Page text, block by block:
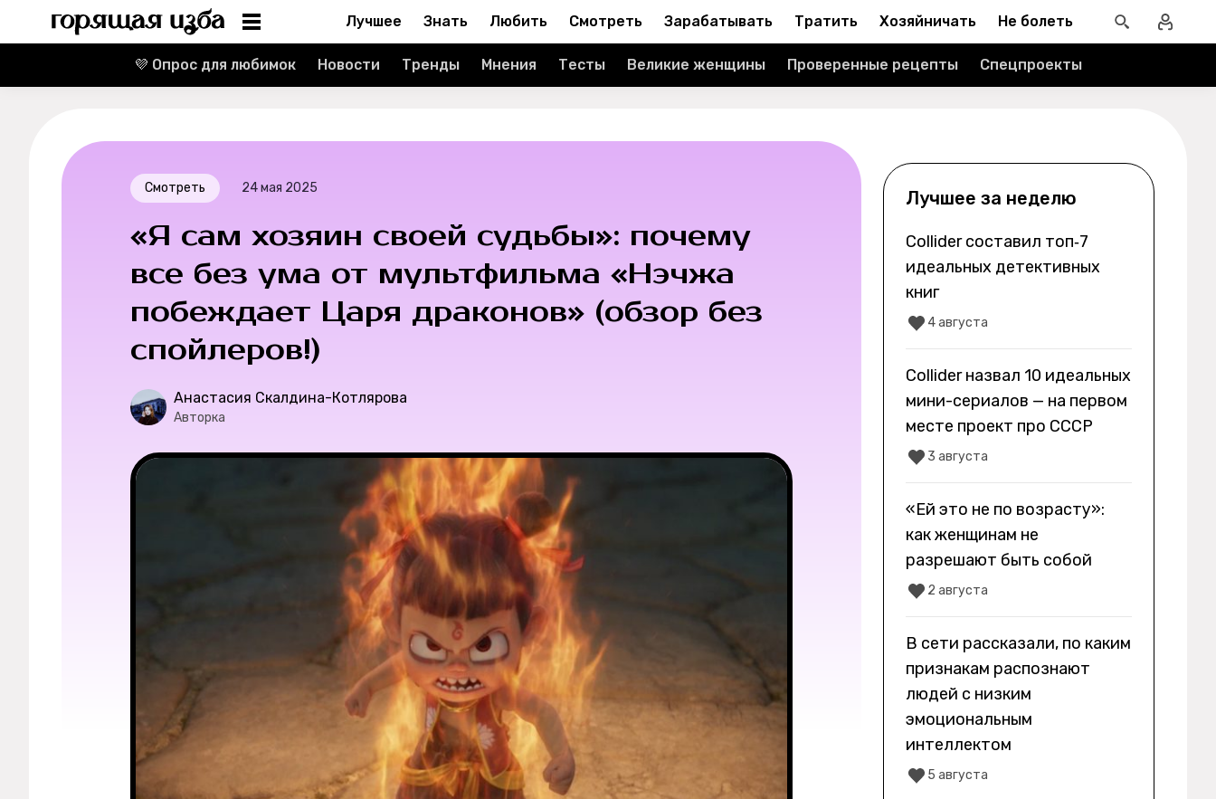
Реклама
О проекте
О компании
Великие женщины
Лучшее Знать Любить Смотреть Зарабатывать Тратить Хозяйничать Не болеть
💜 Опрос для любимок Новости Тренды Мнения Тесты Великие женщины Проверенные рецепты Спецпроекты
Смотреть 24 мая 2025
«Я сам хозяин своей судьбы»: почему
все без ума от мультфильма «Нэчжа
побеждает Царя драконов» (обзор без
спойлеров!)
Анастасия Скалдина-Котлярова
Авторка
Лучшее за неделю
Collider составил топ‑7
идеальных детективных
книг
4 августа
Collider назвал 10 идеальных
мини-сериалов — на первом
месте проект про СССР
3 августа
«Ей это не по возрасту»:
как женщинам не
разрешают быть собой
2 августа
В сети рассказали, по каким
признакам распознают
людей с низким
эмоциональным
интеллектом
5 августа